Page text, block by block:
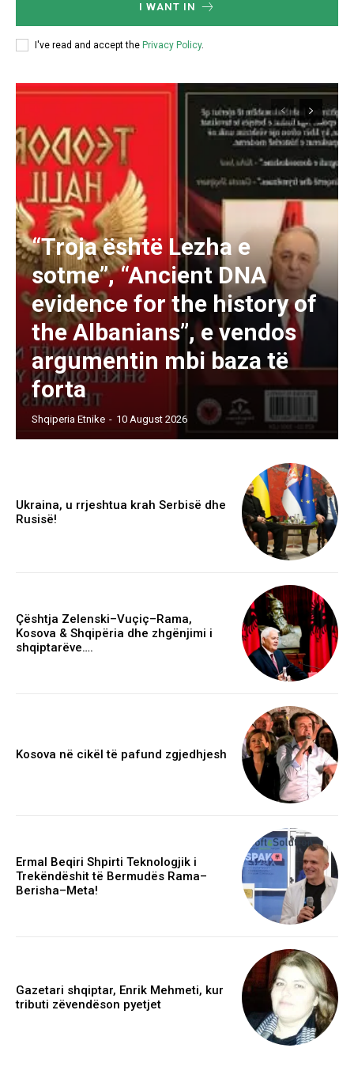
I WANT IN
I've read and accept the Privacy Policy.
“Troja është Lezha e
sotme”, “Ancient DNA
evidence for the history of
the Albanians”, e vendos
argumentin mbi baza të
forta
Shqiperia Etnike - 10 August 2026
Ukraina, u rrjeshtua krah Serbisë dhe
Rusisë!
Çështja Zelenski–Vuçiç–Rama,
Kosova & Shqipëria dhe zhgënjimi i
shqiptarëve….
Kosova në cikël të pafund zgjedhjesh
Ermal Beqiri Shpirti Teknologjik i
Trekëndëshit të Bermudës Rama–
Berisha–Meta!
Gazetari shqiptar, Enrik Mehmeti, kur
tributi zëvendëson pyetjet